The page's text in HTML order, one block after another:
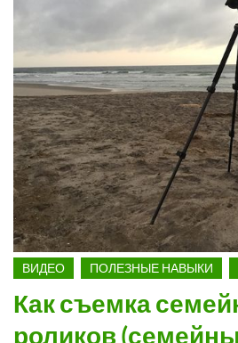
ВИДЕО ПОЛЕЗНЫЕ НАВЫКИ
Как съемка
роликов